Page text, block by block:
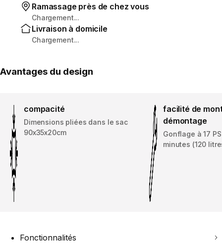
Ramassage près de chez vous
Chargement...
Livraison à domicile
Chargement...
Avantages du design
compacité
Dimensions pliées dans le sac
90x35x20cm
facilité de
démontage
Gonflage à 17
minutes (120
Fonctionnalités